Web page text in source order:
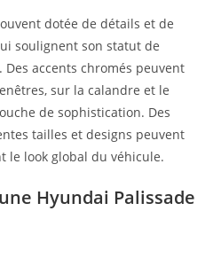
dotée de détails et de
soulignent son statut de
accents chromés peuvent
sur la calandre et le
de sophistication. Des
tailles et designs peuvent
le look global du véhicule.
Hyundai Palissade